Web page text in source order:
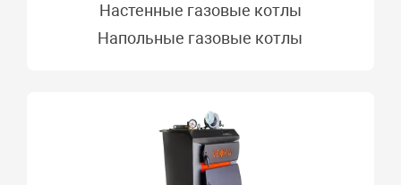
Настенные газовые котлы
Напольные газовые котлы